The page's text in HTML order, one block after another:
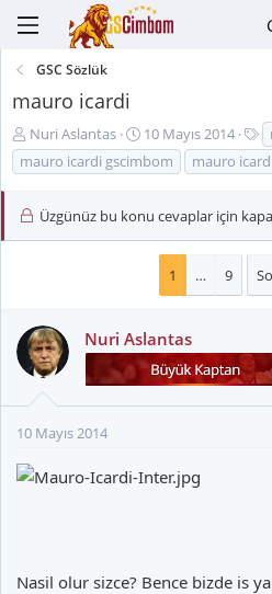
GSC Sözlük
mauro icardi
K
o
n
y
u
l
a
t
Nuri Aslantas
B
a
ş
a
n
t
a
r
10 Mayıs 2014
t
i
e
t
e
mauro icardi gscimbom
mauro
Üzgünüz bu konu cevaplar için
1 … 9
Nuri Aslantas
10 Mayıs 2014
Nasil olur sizce? Bence bizde is